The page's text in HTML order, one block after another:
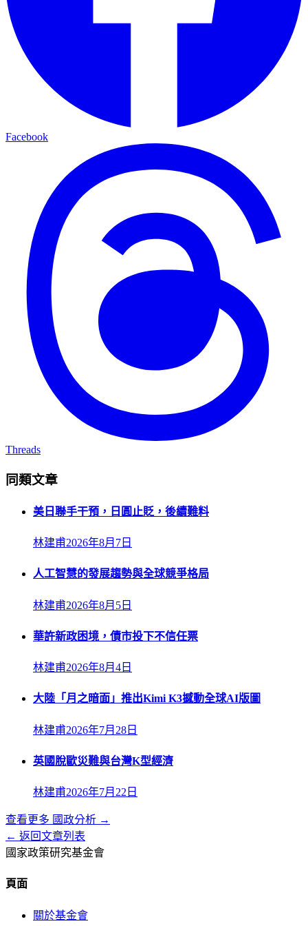
Facebook
Threads
同類文章
美日聯手干預，日圓止貶，後續難料
林建甫2026年8月7日
人工智慧的發展趨勢與全球競爭格局
林建甫2026年8月5日
華許新政困境，債市投下不信任票
林建甫2026年8月4日
大陸「月之暗面」推出Kimi K3撼動全球AI版圖
林建甫2026年7月28日
英國脫歐災難與台灣K型經濟
林建甫2026年7月22日
查看更多 國政分析 →
← 返回文章列表
國家政策研究基金會
頁面
關於基金會